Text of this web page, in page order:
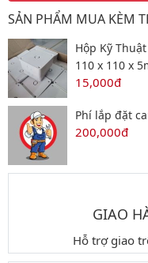
SẢN PHẨM MUA KÈM
Hộp Kỹ
110 x 110 x
15,000đ
Phí lắp đặt
200,000đ
GIAO
Hỗ trợ giao